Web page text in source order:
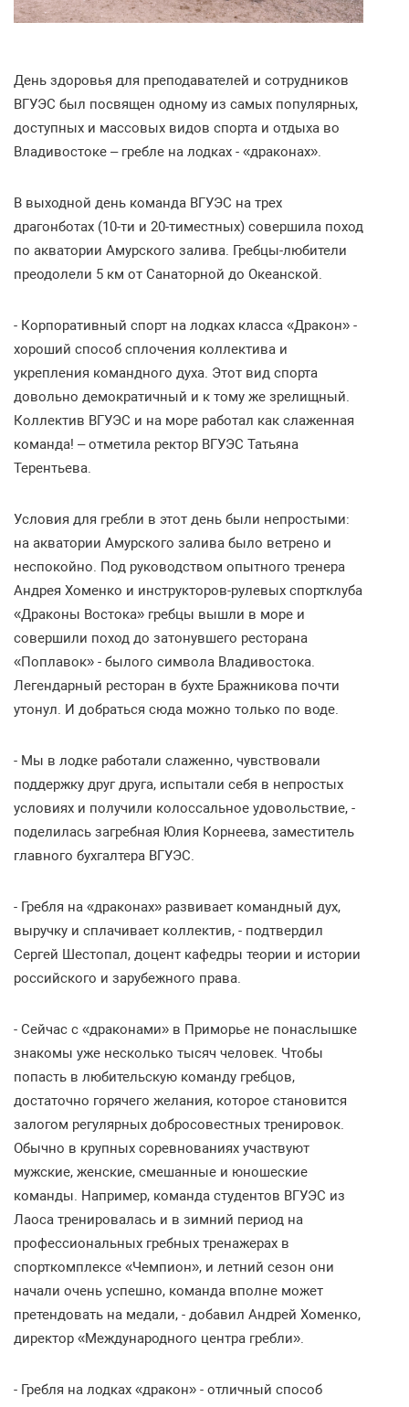
День здоровья для преподавателей и сотрудников
ВГУЭС был посвящен одному из самых популярных,
доступных и массовых видов спорта и отдыха во
Владивостоке – гребле на лодках - «драконах».
В выходной день команда ВГУЭС на трех
драгонботах (10-ти и 20-тиместных) совершила поход
по акватории Амурского залива. Гребцы-любители
преодолели 5 км от Санаторной до Океанской.
- Корпоративный спорт на лодках класса «Дракон» -
хороший способ сплочения коллектива и
укрепления командного духа. Этот вид спорта
довольно демократичный и к тому же зрелищный.
Коллектив ВГУЭС и на море работал как слаженная
команда! – отметила ректор ВГУЭС Татьяна
Терентьева.
Условия для гребли в этот день были непростыми:
на акватории Амурского залива было ветрено и
неспокойно. Под руководством опытного тренера
Андрея Хоменко и инструкторов-рулевых спортклуба
«Драконы Востока» гребцы вышли в море и
совершили поход до затонувшего ресторана
«Поплавок» - былого символа Владивостока.
Легендарный ресторан в бухте Бражникова почти
утонул. И добраться сюда можно только по воде.
- Мы в лодке работали слаженно, чувствовали
поддержку друг друга, испытали себя в непростых
условиях и получили колоссальное удовольствие, -
поделилась загребная Юлия Корнеева, заместитель
главного бухгалтера ВГУЭС.
- Гребля на «драконах» развивает командный дух,
выручку и сплачивает коллектив, - подтвердил
Сергей Шестопал, доцент кафедры теории и истории
российского и зарубежного права.
- Сейчас с «драконами» в Приморье не понаслышке
знакомы уже несколько тысяч человек. Чтобы
попасть в любительскую команду гребцов,
достаточно горячего желания, которое становится
залогом регулярных добросовестных тренировок.
Обычно в крупных соревнованиях участвуют
мужские, женские, смешанные и юношеские
команды. Например, команда студентов ВГУЭС из
Лаоса тренировалась и в зимний период на
профессиональных гребных тренажерах в
спорткомплексе «Чемпион», и летний сезон они
начали очень успешно, команда вполне может
претендовать на медали, - добавил Андрей Хоменко,
директор «Международного центра гребли».
- Гребля на лодках «дракон» - отличный способ